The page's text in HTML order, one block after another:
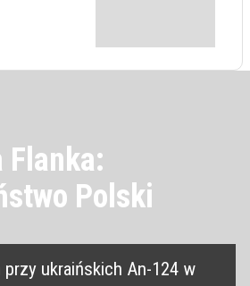
Flanka:
Polski
przy ukraińskich An-124 w